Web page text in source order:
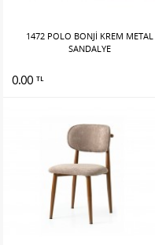
1472 POLO BONJİ KREM METAL
SANDALYE
0.00 TL